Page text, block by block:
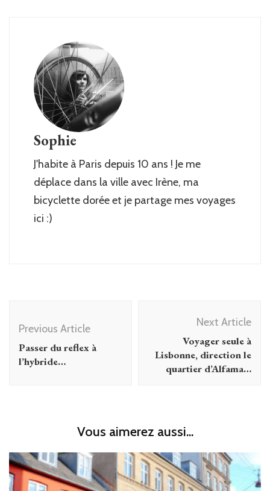
Sophie
J'habite à Paris depuis 10 ans ! Je me
déplace dans la ville avec Irène, ma
bicyclette dorée et je partage mes voyages
ici :)
Navigation
Previous Article
Passer du reflex à
l’hybride…
Next Article
Voyager seule à
Lisbonne, direction le
quartier d’Alfama…
Vous aimerez aussi...